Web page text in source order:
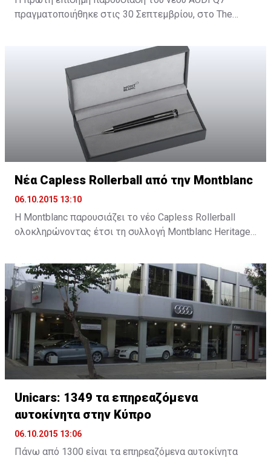
πραγματοποιήθηκε στις 30 Σεπτεμβρίου, στο Τhe
Νέα Capless Rollerball από την Montblanc
06.10.2015 13:10
Η Montblanc παρουσιάζει το νέο Capless Rollerball
ολοκληρώνοντας έτσι τη συλλογή Montblanc Heritage
Montblanc.
Unicars: 1349 τα επηρεαζόμενα
αυτοκίνητα στην Κύπρο
06.10.2015 13:06
Πάνω από 1300 είναι τα επηρεαζόμενα αυτοκίνητα